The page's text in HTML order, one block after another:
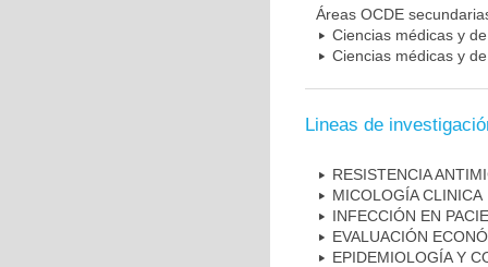
Áreas OCDE
Ciencias médicas y
Ciencias médicas y
Lineas de
RESISTENCIA
MICOLOGÍA CLINICA
INFECCIÓN EN
EVALUACIÓN
EPIDEMIOLOGÍA Y